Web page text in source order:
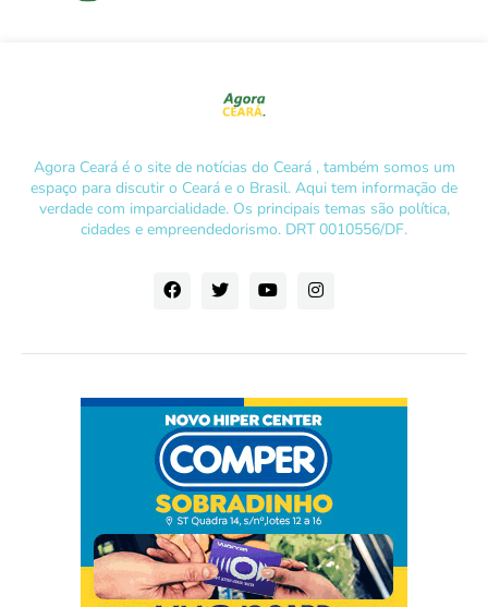
Agora Ceará é o site de notícias do Ceará , também somos um
espaço para discutir o Ceará e o Brasil. Aqui tem informação de
verdade com imparcialidade. Os principais temas são política,
cidades e empreendedorismo. DRT 0010556/DF.